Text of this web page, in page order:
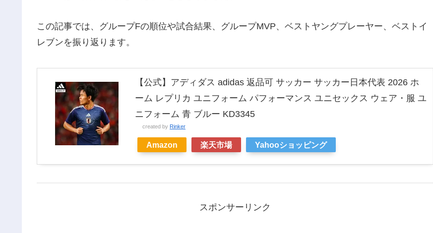
この記事では、グループFの順位や試合結果、グループMVP、ベストヤングプレーヤー、ベストイ
レブンを振り返ります。
【公式】アディダス adidas 返品可 サッカー サッカー日本代表 2026 ホ
ーム レプリカ ユニフォーム パフォーマンス ユニセックス ウェア・服 ユ
ニフォーム 青 ブルー KD3345
created by Rinker
Amazon 楽天市場 Yahooショッピング
スポンサーリンク